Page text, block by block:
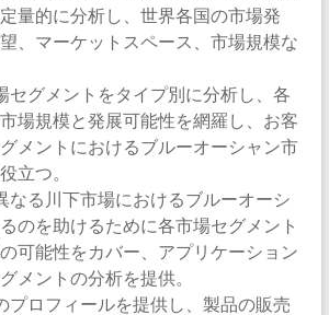
量的に分析し、世界各国の市場発
、マーケットスペース、市場規模な
セグメントをタイプ別に分析し、各
場規模と発展可能性を網羅し、お客
メントにおけるブルーオーシャン市
立つ。
なる川下市場におけるブルーオーシ
のを助けるために各市場セグメント
可能性をカバー、アプリケーション
メントの分析を提供。
プロフィールを提供し、製品の販売